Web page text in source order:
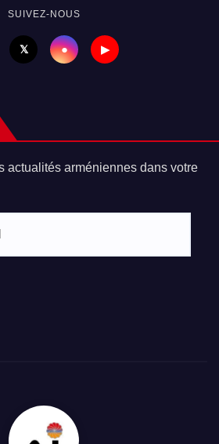
SUIVEZ-NOUS
𝕏 ● ▶
actualités arméniennes dans votre